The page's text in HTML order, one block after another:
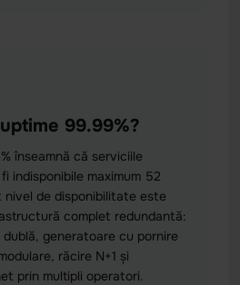
99.99%?
înseamnă că serviciile
indisponibile maximum 52
nivel de disponibilitate este
complet redundantă:
generatoare cu pornire
răcire N+1 și
prin multipli operatori.